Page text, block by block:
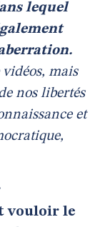
lequel
mais
nos libertés
et
vouloir le